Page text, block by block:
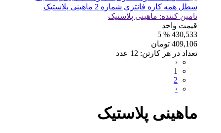
سطل همه کاره فانتزی شماره 2 ماهینی پلاستیک
تامین کننده: ماهینی پلاستیک
قیمت واحد
430,533
% 5
409,106 تومان
تعداد در هر کارتن: 12 عدد
‹
1
2
›
ماهینی پلاستیک